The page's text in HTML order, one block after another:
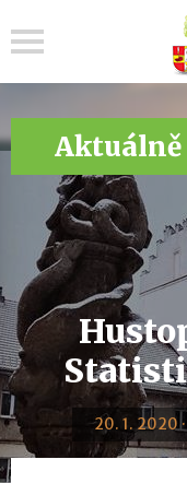
Aktuálně
20. 1. 2020